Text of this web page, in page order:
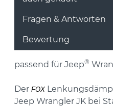
Fragen & Antworten
Bewertung
passend für Jeep®
Der FOX
Jeep Wrangler JK bei